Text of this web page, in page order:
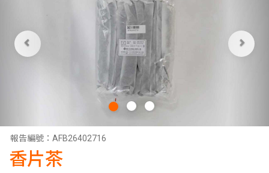
報告編號： AFB26402716
香片茶